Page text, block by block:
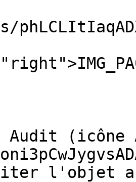
Audit (icône
l'objet